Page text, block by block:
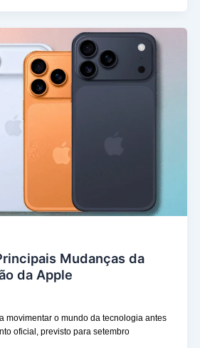
Mudanças da
da Apple
movimentar o mundo da tecnologia antes
oficial, previsto para setembro